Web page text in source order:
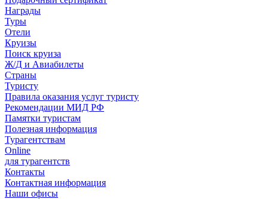
Награды
Туры
Отели
Круизы
Поиск круиза
Ж/Д и Авиабилеты
Страны
Туристу
Правила оказания услуг туристу
Рекомендации МИД РФ
Памятки туристам
Полезная информация
Турагентствам
Online
для турагентств
Контакты
Контактная информация
Наши офисы